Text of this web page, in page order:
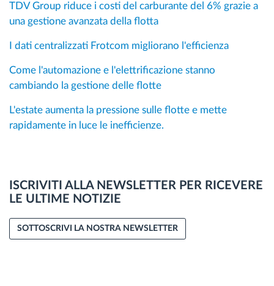
TDV Group riduce i costi del carburante del 6% grazie a
una gestione avanzata della flotta
I dati centralizzati Frotcom migliorano l'efficienza
Come l'automazione e l'elettrificazione stanno
cambiando la gestione delle flotte
L'estate aumenta la pressione sulle flotte e mette
rapidamente in luce le inefficienze.
ISCRIVITI ALLA NEWSLETTER PER RICEVERE
LE ULTIME NOTIZIE
SOTTOSCRIVI LA NOSTRA NEWSLETTER